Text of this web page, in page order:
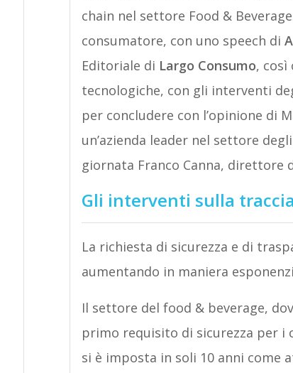
chain nel settore Food &
consumatore, con uno speech di
Editoriale di Largo Consumo, così
tecnologiche, con gli interventi
per concludere con l’opinione di
un’azienda leader nel settore
giornata Franco Canna, direttore
Gli interventi sulla
La richiesta di sicurezza e di
aumentando in maniera
Il settore del food & beverage,
primo requisito di sicurezza per i
si è imposta in soli 10 anni come